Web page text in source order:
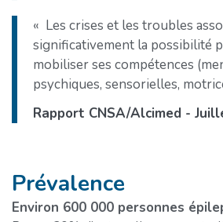
Les crises et les troubles
significativement la possibilité
mobiliser ses compétences
psychiques, sensorielles,
Rapport CNSA/Alcimed -
Prévalence
Environ 600 000 personnes